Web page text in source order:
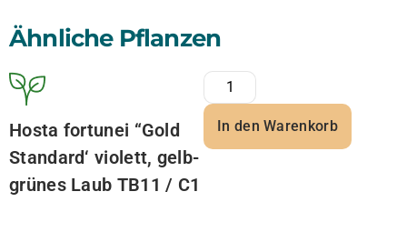
Ähnliche Pflanzen
Hosta fortunei “Gold
Standard‘ violett, gelb-
grünes Laub TB11 / C1
In den Warenkorb